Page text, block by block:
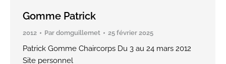
Gomme Patrick
2012 Par domguillemet 25 février 2025
Patrick Gomme Chaircorps Du 3 au 24 mars 2012
Site personnel